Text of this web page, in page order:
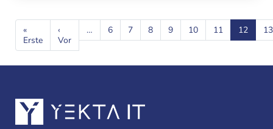
Seitennummerierung
«
Erste Erste
Seite
‹
Vor Vorherige
Seite
… 6 7 8 9 10 11 12 13